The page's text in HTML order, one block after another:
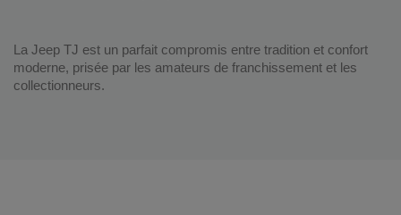
La Jeep TJ est un parfait compromis entre tradition et confort
moderne, prisée par les amateurs de franchissement et les
collectionneurs.